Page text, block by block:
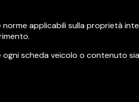
applicabili sulla proprietà
scheda veicolo o contenuto